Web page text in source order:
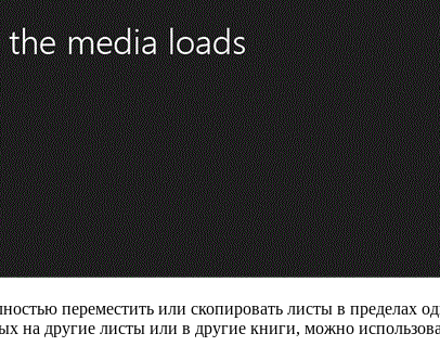
переместить или скопировать листы в пределах
на другие листы или в другие книги, можно